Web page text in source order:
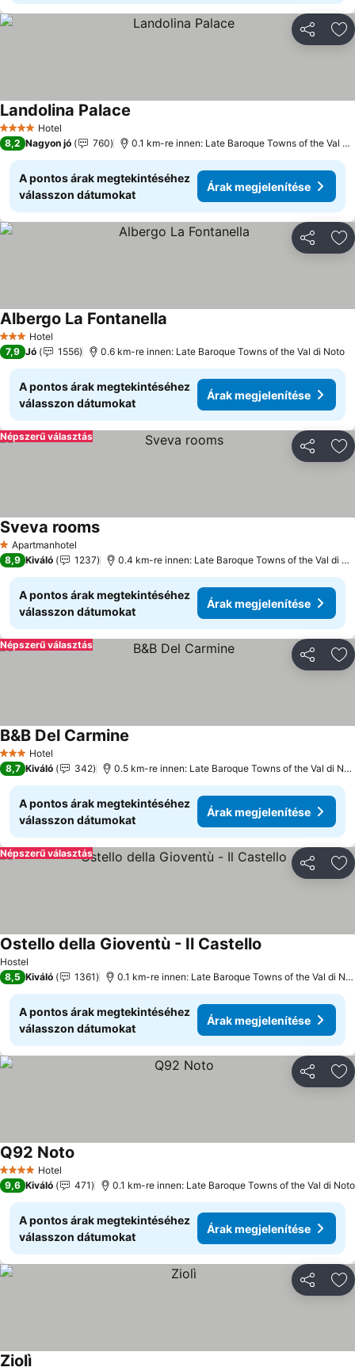
4 KategóriaHotel
Landolina Palace
8,2 Nagyon jó 760 0.1 km-re innen: Late Baroque Towns of the Val di Noto
A pontos árak megtekintéséhez
válasszon dátumokat
Árak megjelenítése
3 Kategória
Hotel
Albergo La Fontanella
7,9 Jó 1556 0.6 km-re innen: Late Baroque Towns of the Val di Noto
A pontos árak megtekintéséhez
válasszon dátumokat
Árak megjelenítése
Népszerű választás
1 Kategória
Apartmanhotel
Sveva rooms
8,9 Kiváló 1237 0.4 km-re innen: Late Baroque Towns of the Val di Noto
A pontos árak megtekintéséhez
válasszon dátumokat
Árak megjelenítése
Népszerű választás
3 Kategória
Hotel
B&B Del Carmine
8,7 Kiváló 342 0.5 km-re innen: Late Baroque Towns of the Val di Noto
A pontos árak megtekintéséhez
válasszon dátumokat
Árak megjelenítése
Népszerű választás
Hostel
Ostello della Gioventù - Il Castello
8,5 Kiváló 1361 0.1 km-re innen: Late Baroque Towns of the Val di Noto
A pontos árak megtekintéséhez
válasszon dátumokat
Árak megjelenítése
4 KategóriaHotel
Q92 Noto
9,6 Kiváló 471 0.1 km-re innen: Late Baroque Towns of the Val di Noto
A pontos árak megtekintéséhez
válasszon dátumokat
Árak megjelenítése
Ziolì